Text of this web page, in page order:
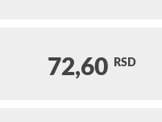
72,60 RSD